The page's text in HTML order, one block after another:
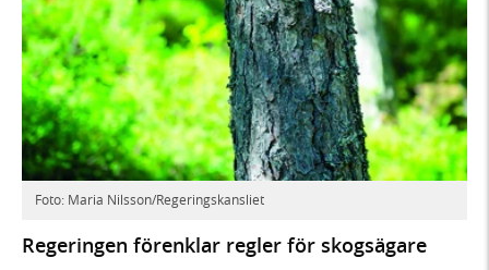
Foto: Maria Nilsson/Regeringskansliet
Regeringen förenklar regler för skogsägare